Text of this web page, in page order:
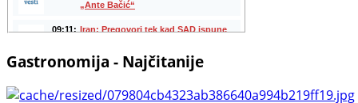
Gastronomija - Najčitanije